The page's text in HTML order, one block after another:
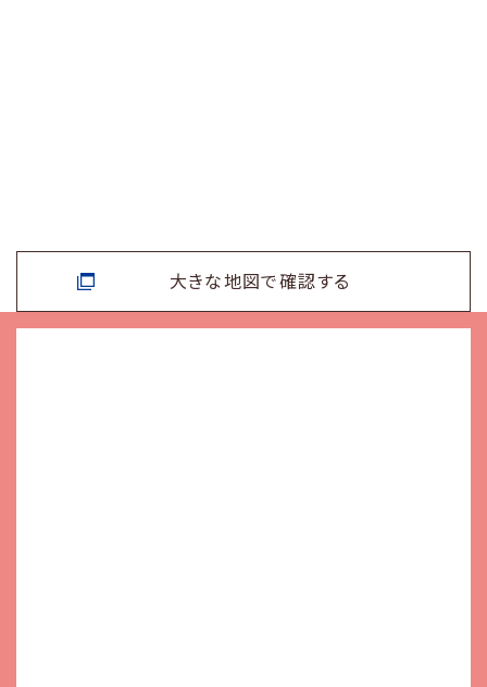
大きな地図で確認する